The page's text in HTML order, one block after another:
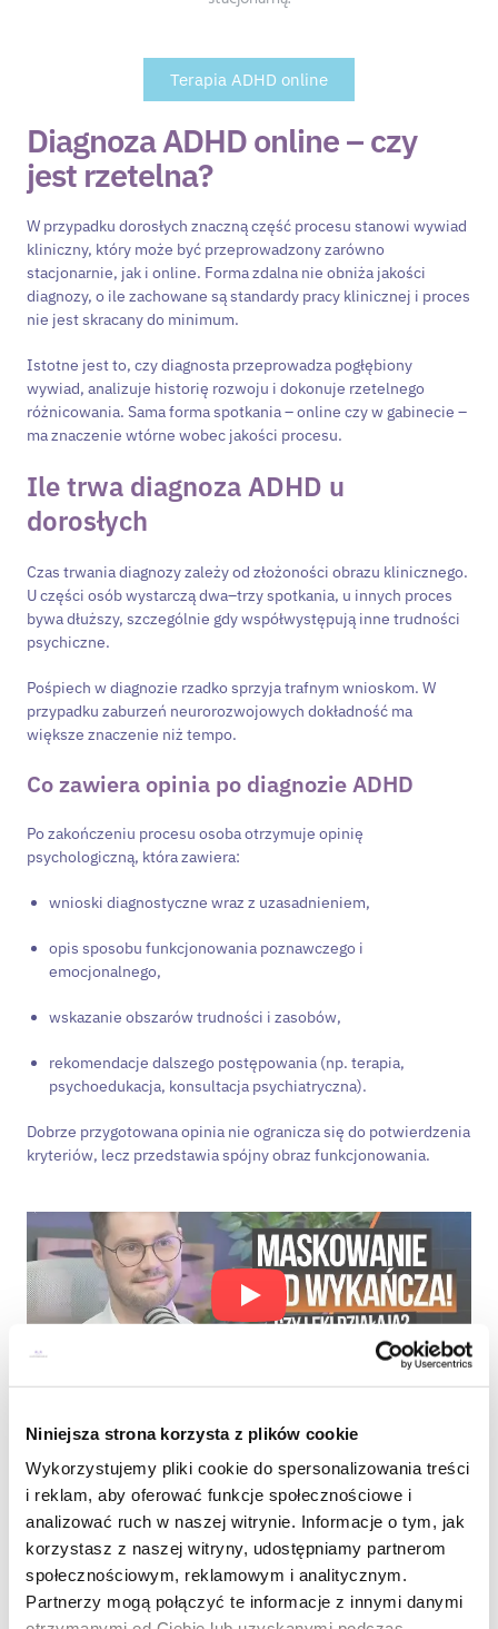
Niniejsza strona korzysta z plików cookie
Wykorzystujemy pliki cookie do spersonalizowania treści
i reklam, aby oferować funkcje społecznościowe i
analizować ruch w naszej witrynie. Informacje o tym, jak
korzystasz z naszej witryny, udostępniamy partnerom
społecznościowym, reklamowym i analitycznym.
Partnerzy mogą połączyć te informacje z innymi danymi
Terapia ADHD online
Diagnoza ADHD online– czy
jest rzetelna?
W przypadku dorosłych znaczną część procesu stanowi wywiad
kliniczny, który może być przeprowadzony zarówno
stacjonarnie, jak i online. Forma zdalna nie obniża jakości
diagnozy, o ile zachowane są standardy pracy klinicznej i proces
nie jest skracany do minimum.
Istotne jest to, czy diagnosta przeprowadza pogłębiony
wywiad, analizuje historię rozwoju i dokonuje rzetelnego
różnicowania. Sama forma spotkania – online czy w gabinecie –
ma znaczenie wtórne wobec jakości procesu.
Ile trwa diagnoza ADHD u
dorosłych
Czas trwania diagnozy zależy od złożoności obrazu klinicznego.
U części osób wystarczą dwa–trzy spotkania, u innych proces
bywa dłuższy, szczególnie gdy współwystępują inne trudności
psychiczne.
Pośpiech w diagnozie rzadko sprzyja trafnym wnioskom. W
przypadku zaburzeń neurorozwojowych dokładność ma
większe znaczenie niż tempo.
Co zawiera opinia po diagnozie ADHD
Po zakończeniu procesu osoba otrzymuje opinię
psychologiczną, która zawiera:
wnioski diagnostyczne wraz z uzasadnieniem,
opis sposobu funkcjonowania poznawczego i
emocjonalnego,
wskazanie obszarów trudności i zasobów,
rekomendacje dalszego postępowania (np. terapia,
psychoedukacja, konsultacja psychiatryczna).
Dobrze przygotowana opinia nie ogranicza się do potwierdzenia
kryteriów, lecz przedstawia spójny obraz funkcjonowania.
Co diagnoza naprawdę daje
Diagnoza ADHD nie jest rozwiązaniem samym w sobie. Nie
zmienia przeszłości i nie usuwa trudności z dnia na dzień. Może
jednak zmienić sposób ich rozumienia.
Dla wielu dorosłych oznacza to:
uporządkowanie dotychczasowych doświadczeń,